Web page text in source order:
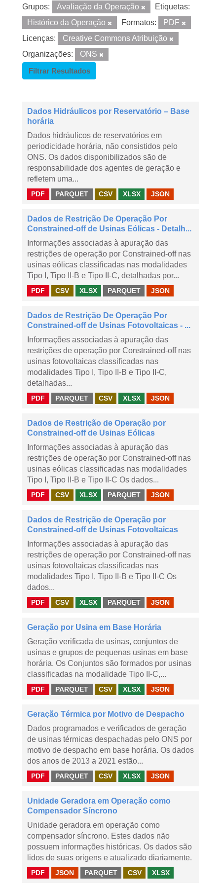
Grupos: Avaliação da Operação
Etiquetas:
Histórico da Operação
Formatos:
PDF
Licenças:
Creative Commons Atribuição
Organizações:
ONS
Filtrar Resultados
Dados Hidráulicos por Reservatório – Base
horária
Dados hidráulicos de reservatórios em
periodicidade horária, não consistidos pelo
ONS. Os dados disponibilizados são de
responsabilidade dos agentes de geração e
refletem uma...
PDF PARQUET CSV XLSX JSON
Dados de Restrição De Operação Por
Constrained-off de Usinas Eólicas - Detalh...
Informações associadas à apuração das
restrições de operação por Constrained-off nas
usinas eólicas classificadas nas modalidades
Tipo I, Tipo II-B e Tipo II-C, detalhadas por...
PDF CSV XLSX PARQUET JSON
Dados de Restrição De Operação Por
Constrained-off de Usinas Fotovoltaicas - ...
Informações associadas à apuração das
restrições de operação por Constrained-off nas
usinas fotovoltaicas classificadas nas
modalidades Tipo I, Tipo II-B e Tipo II-C,
detalhadas...
PDF PARQUET CSV XLSX JSON
Dados de Restrição de Operação por
Constrained-off de Usinas Eólicas
Informações associadas à apuração das
restrições de operação por Constrained-off nas
usinas eólicas classificadas nas modalidades
Tipo I, Tipo II-B e Tipo II-C Os dados...
PDF CSV XLSX PARQUET JSON
Dados de Restrição de Operação por
Constrained-off de Usinas Fotovoltaicas
Informações associadas à apuração das
restrições de operação por Constrained-off nas
usinas fotovoltaicas classificadas nas
modalidades Tipo I, Tipo II-B e Tipo II-C Os
dados...
PDF CSV XLSX PARQUET JSON
Geração por Usina em Base Horária
Geração verificada de usinas, conjuntos de
usinas e grupos de pequenas usinas em base
horária. Os Conjuntos são formados por usinas
classificadas na modalidade Tipo II-C,...
PDF PARQUET CSV XLSX JSON
Geração Térmica por Motivo de Despacho
Dados programados e verificados de geração
de usinas térmicas despachadas pelo ONS por
motivo de despacho em base horária. Os dados
dos anos de 2013 a 2021 estão...
PDF PARQUET CSV XLSX JSON
Unidade Geradora em Operação como
Compensador Síncrono
Unidade geradora em operação como
compensador síncrono. Estes dados não
possuem informações históricas. Os dados são
lidos de suas origens e atualizado diariamente.
PDF JSON PARQUET CSV XLSX